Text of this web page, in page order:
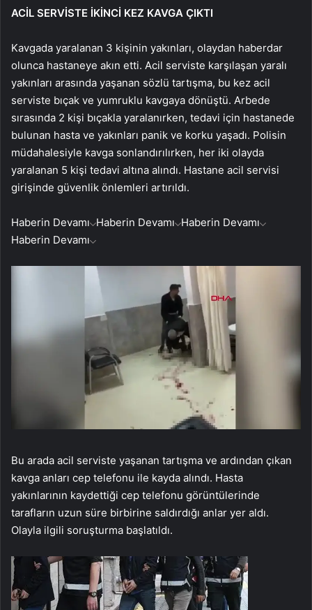
ACİL SERVİSTE İKİNCİ KEZ KAVGA ÇIKTI
Kavgada yaralanan 3 kişinin yakınları, olaydan haberdar
olunca hastaneye akın etti. Acil serviste karşılaşan yaralı
yakınları arasında yaşanan sözlü tartışma, bu kez acil
serviste bıçak ve yumruklu kavgaya dönüştü. Arbede
sırasında 2 kişi bıçakla yaralanırken, tedavi için hastanede
bulunan hasta ve yakınları panik ve korku yaşadı. Polisin
müdahalesiyle kavga sonlandırılırken, her iki olayda
yaralanan 5 kişi tedavi altına alındı. Hastane acil servisi
girişinde güvenlik önlemleri artırıldı.
Haberin Devamı Haberin Devamı Haberin Devamı
Haberin Devamı
Bu arada acil serviste yaşanan tartışma ve ardından çıkan
kavga anları cep telefonu ile kayda alındı. Hasta
yakınlarının kaydettiği cep telefonu görüntülerinde
tarafların uzun süre birbirine saldırdığı anlar yer aldı.
Olayla ilgili soruşturma başlatıldı.